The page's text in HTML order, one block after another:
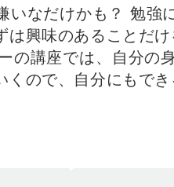
いなだけかも？ 勉強
興味のあることだ
の講座では、自分の
くので、自分にもで